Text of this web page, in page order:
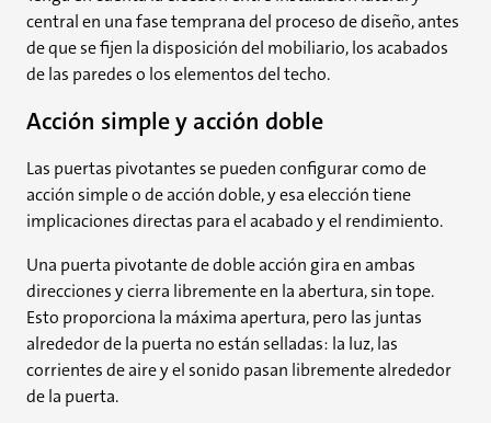
central en una fase temprana del proceso de diseño, antes
de que se fijen la disposición del mobiliario, los acabados
de las paredes o los elementos del techo.
Acción simple y acción doble
Las puertas pivotantes se pueden configurar como de
acción simple o de acción doble, y esa elección tiene
implicaciones directas para el acabado y el rendimiento.
Una puerta pivotante de doble acción gira en ambas
direcciones y cierra libremente en la abertura, sin tope.
Esto proporciona la máxima apertura, pero las juntas
alrededor de la puerta no están selladas: la luz, las
corrientes de aire y el sonido pasan libremente alrededor
de la puerta.